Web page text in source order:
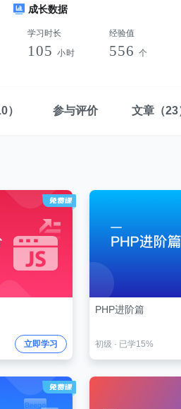
成长数据
学习时长
105 小时
经验值
556 个
） 参与评价 文章 （
立即学习
PHP进阶篇
初级 · 已学15%